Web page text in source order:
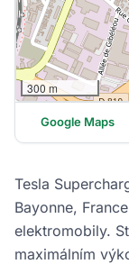
Tesla
Bayonne,
elektromobily.
maximálním
300 m
Google Maps